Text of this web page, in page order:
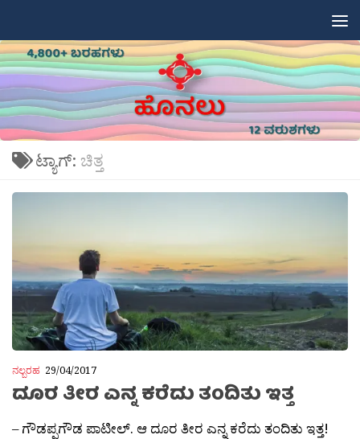
ಟ್ಯಾಗ್: ಚಿತ್ತ
ನಲ್ಬರಹ 29/04/2017
ದೂರ ತೀರ ಎನ್ನ ಕರೆದು ತಂದಿತು ಇತ್ತ
– ಗೌಡಪ್ಪಗೌಡ ಪಾಟೀಲ್. ಆ ದೂರ ತೀರ ಎನ್ನ ಕರೆದು ತಂದಿತು ಇತ್ತ!